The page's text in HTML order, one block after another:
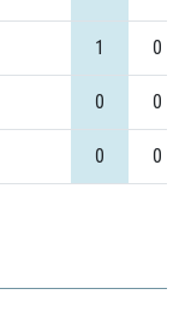
1 0
0 0
0 0